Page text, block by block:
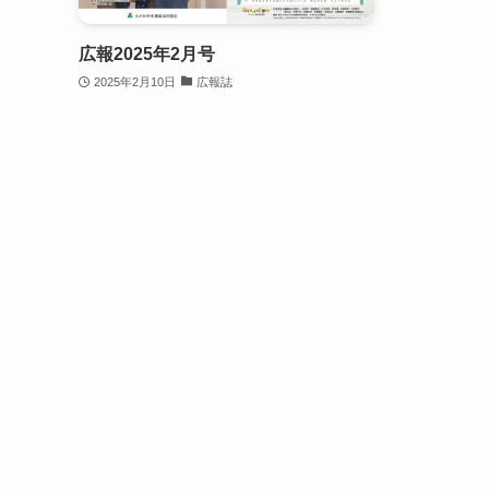
広報2025年2月号
2025年2月10日 広報誌